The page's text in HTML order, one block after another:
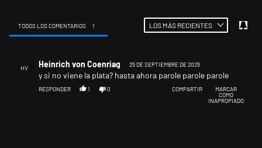
TODOS LOS COMENTARIOS 1 LOS MÁS RECIENTES
HV Heinrich von Coenriag 25 DE SEPTIEMBRE DE 2025
y si no viene la plata? hasta ahora parole parole parole
RESPONDER 1 0 COMPARTIR
MARCAR
COMO
INAPROPIADO